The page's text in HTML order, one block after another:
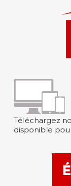
Téléchargez
disponible